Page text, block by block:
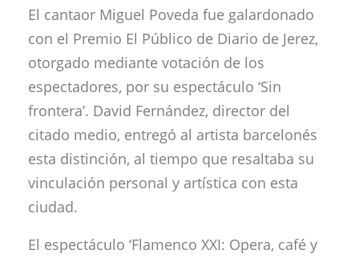
El cantaor Miguel Poveda fue galardonado
con el Premio El Público de Diario de Jerez,
otorgado mediante votación de los
espectadores, por su espectáculo ‘Sin
frontera’. David Fernández, director del
citado medio, entregó al artista barcelonés
esta distinción, al tiempo que resaltaba su
vinculación personal y artística con esta
ciudad.
El espectáculo ‘Flamenco XXI: Opera, café y